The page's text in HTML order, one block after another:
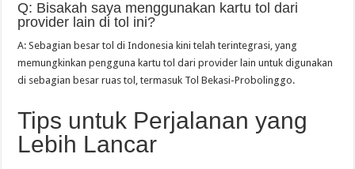
Q: Bisakah saya menggunakan kartu tol dari
provider lain di tol ini?
A: Sebagian besar tol di Indonesia kini telah terintegrasi, yang
memungkinkan pengguna kartu tol dari provider lain untuk digunakan
di sebagian besar ruas tol, termasuk Tol Bekasi-Probolinggo.
Tips untuk Perjalanan yang
Lebih Lancar